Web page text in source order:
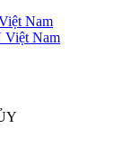
Nam
Nam